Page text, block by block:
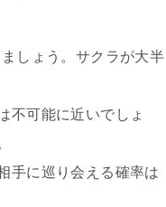
しょう。サクラが大半
不可能に近いでしょ
手に巡り会える確率は